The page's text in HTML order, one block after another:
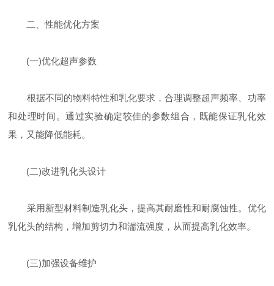
二、性能优化方案
(一)优化超声参数
根据不同的物料特性和乳化要求，合理调整超声频率、功率
和处理时间。通过实验确定较佳的参数组合，既能保证乳化效
果，又能降低能耗。
(二)改进乳化头设计
采用新型材料制造乳化头，提高其耐磨性和耐腐蚀性。优化
乳化头的结构，增加剪切力和湍流强度，从而提高乳化效率。
(三)加强设备维护